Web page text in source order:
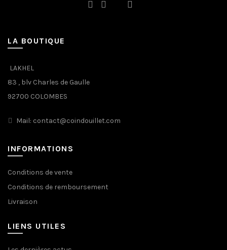
LA BOUTIQUE
LAKHEL
83 , blv Charles de Gaulle
92700 COLOMBES
Mail: contact@coindouillet.com
INFORMATIONS
Conditions de vente
Conditions de remboursement
Livraison
LIENS UTILES